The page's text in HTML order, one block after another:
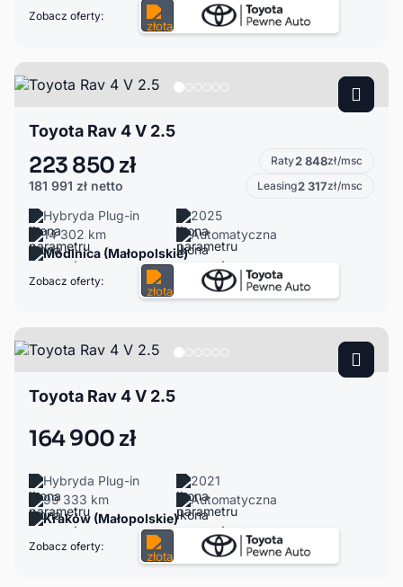
Zobacz oferty:
Toyota Rav 4 V 2.5
223 850 zł
181 991 zł netto
Raty2 848zł/msc
Leasing2 317zł/msc
Hybryda Plug-in
2025
14 302 km
Automatyczna
Modlnica (Małopolskie)
Zobacz oferty:
Toyota Rav 4 V 2.5
164 900 zł
Hybryda Plug-in
2021
99 333 km
Automatyczna
Kraków (Małopolskie)
Zobacz oferty: